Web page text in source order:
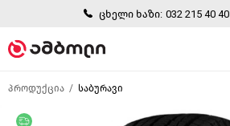
ცხელი ხაზი: 032 215 40 40
პროდუქცია საბურავი